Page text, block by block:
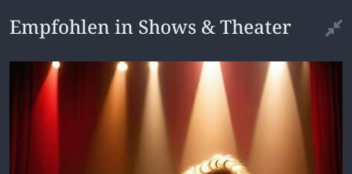
Empfohlen in Shows & Theater